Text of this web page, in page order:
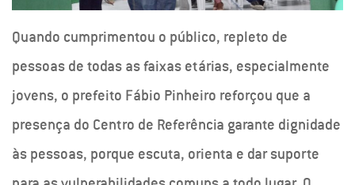
Quando cumprimentou o público, repleto de
pessoas de todas as faixas etárias, especialmente
jovens, o prefeito Fábio Pinheiro reforçou que a
presença do Centro de Referência garante dignidade
às pessoas, porque escuta, orienta e dar suporte